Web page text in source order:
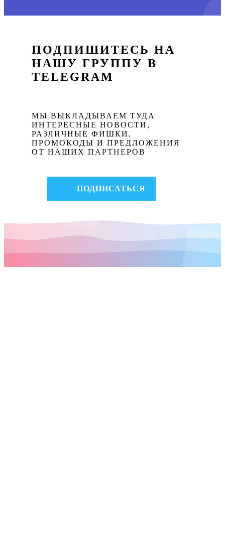
ПОДПИШИТЕСЬ НА
НАШУ ГРУППУ В
TELEGRAM
МЫ ВЫКЛАДЫВАЕМ ТУДА
ИНТЕРЕСНЫЕ НОВОСТИ,
РАЗЛИЧНЫЕ ФИШКИ,
ПРОМОКОДЫ И ПРЕДЛОЖЕНИЯ
ОТ НАШИХ ПАРТНЕРОВ
ПОДПИСАТЬСЯ